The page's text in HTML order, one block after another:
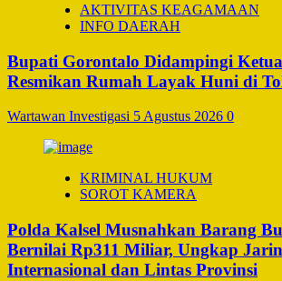
AKTIVITAS KEAGAMAAN
INFO DAERAH
Bupati Gorontalo Didampingi
Resmikan Rumah Layak Huni di
Wartawan Investigasi 5 Agustus 2026 0
KRIMINAL HUKUM
SOROT KAMERA
Polda Kalsel Musnahkan Barang
Bernilai Rp311 Miliar, Ungkap
Internasional dan Lintas Provinsi